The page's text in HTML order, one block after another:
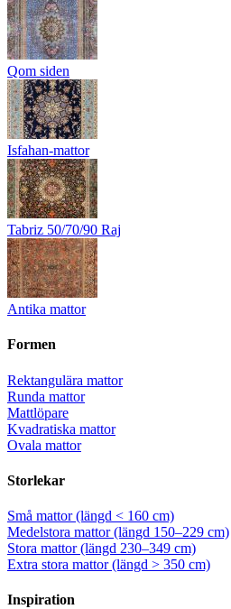
Qom siden
Isfahan-mattor
Tabriz 50/70/90 Raj
Antika mattor
Formen
Rektangulära mattor
Runda mattor
Mattlöpare
Kvadratiska mattor
Ovala mattor
Storlekar
Små mattor (längd < 160 cm)
Medelstora mattor (längd 150–229 cm)
Stora mattor (längd 230–349 cm)
Extra stora mattor (längd > 350 cm)
Inspiration